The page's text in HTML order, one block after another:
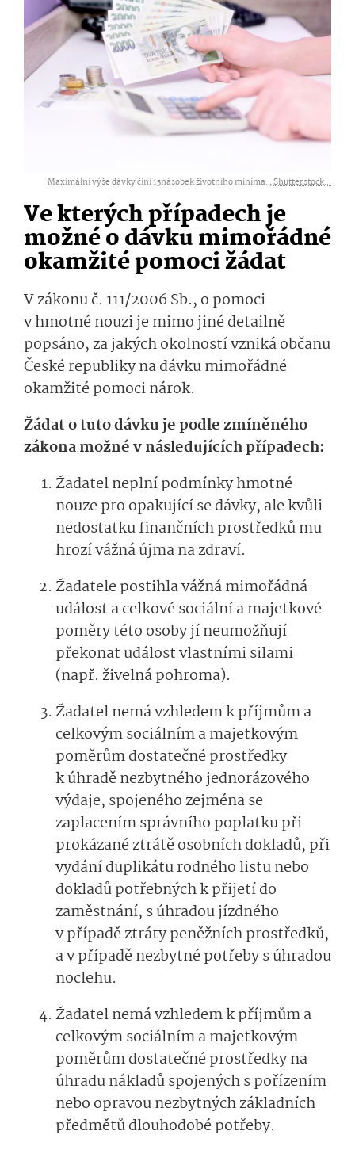
Maximální výše dávky činí 15násobek životního minima. ,Shutterstock...
Ve kterých případech je
možné o dávku mimořádné
okamžité pomoci žádat
V zákonu č. 111/2006 Sb., o pomoci
v hmotné nouzi je mimo jiné detailně
popsáno, za jakých okolností vzniká občanu
České republiky na dávku mimořádné
okamžité pomoci nárok.
Žádat o tuto dávku je podle zmíněného
zákona možné v následujících případech:
Žadatel neplní podmínky hmotné
nouze pro opakující se dávky, ale kvůli
nedostatku finančních prostředků mu
hrozí vážná újma na zdraví.
Žadatele postihla vážná mimořádná
událost a celkové sociální a majetkové
poměry této osoby jí neumožňují
překonat událost vlastními silami
(např. živelná pohroma).
Žadatel nemá vzhledem k příjmům a
celkovým sociálním a majetkovým
poměrům dostatečné prostředky
k úhradě nezbytného jednorázového
výdaje, spojeného zejména se
zaplacením správního poplatku při
prokázané ztrátě osobních dokladů, při
vydání duplikátu rodného listu nebo
dokladů potřebných k přijetí do
zaměstnání, s úhradou jízdného
v případě ztráty peněžních prostředků,
a v případě nezbytné potřeby s úhradou
noclehu.
Žadatel nemá vzhledem k příjmům a
celkovým sociálním a majetkovým
poměrům dostatečné prostředky na
úhradu nákladů spojených s pořízením
nebo opravou nezbytných základních
předmětů dlouhodobé potřeby.